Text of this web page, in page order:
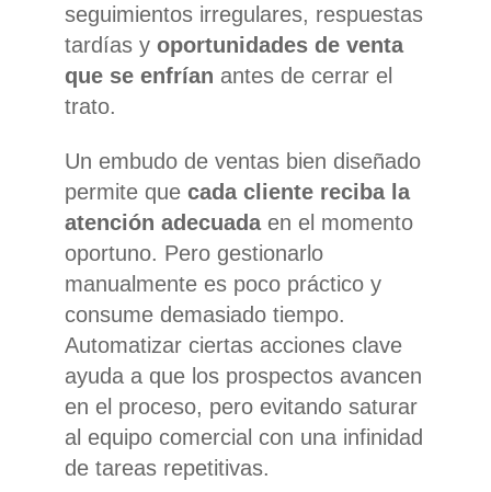
seguimientos irregulares, respuestas
tardías y oportunidades de venta
que se enfrían antes de cerrar el
trato.
Un embudo de ventas bien diseñado
permite que cada cliente reciba la
atención adecuadaen el momento
oportuno. Pero gestionarlo
manualmente es poco práctico y
consume demasiado tiempo.
Automatizar ciertas acciones clave
ayuda a que los prospectos avancen
en el proceso, pero evitando saturar
al equipo comercial con una infinidad
de tareas repetitivas.